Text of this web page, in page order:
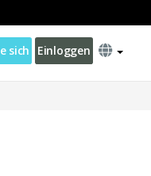
sich Einloggen